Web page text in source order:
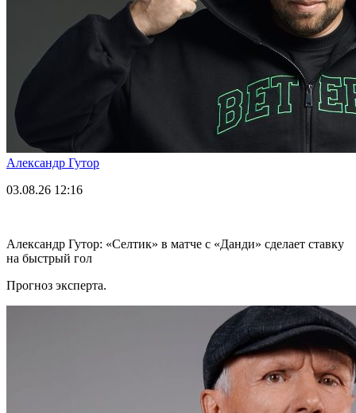
Александр Гутор
03.08.26 12:16
Александр Гутор: «Селтик» в матче с «Данди» сделает ставку
на быстрый гол
Прогноз эксперта.